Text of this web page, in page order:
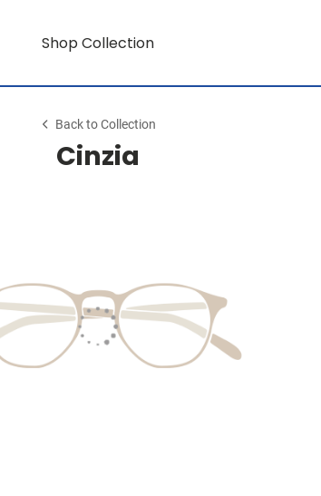
Shop Collection
Back to Collection
Cinzia